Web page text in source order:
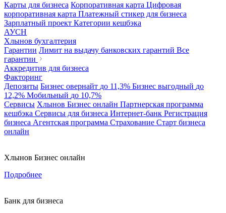
Карты для бизнеса Корпоративная карта Цифровая
корпоративная карта Платежный стикер для бизнеса
Зарплатный проект Категории кешбэка
АУСН
Хлынов бухгалтерия
Гарантии Лимит на выдачу банковских гарантий Все
гарантии
Аккредитив для бизнеса
Факторинг
Депозиты Бизнес овернайт до 11,3% Бизнес выгодный до
12,2% Мобильный до 10,7%
Сервисы Хлынов Бизнес онлайн Партнерская программа
кешбэка Сервисы для бизнеса Интернет-банк Регистрация
бизнеса Агентская программа Страхование Старт бизнеса
онлайн
Хлынов Бизнес онлайн
Подробнее
Банк для бизнеса